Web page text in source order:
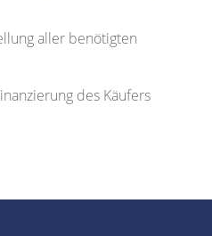
aller benötigten
des Käufers